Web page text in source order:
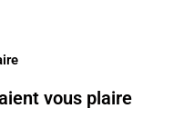
vous plaire